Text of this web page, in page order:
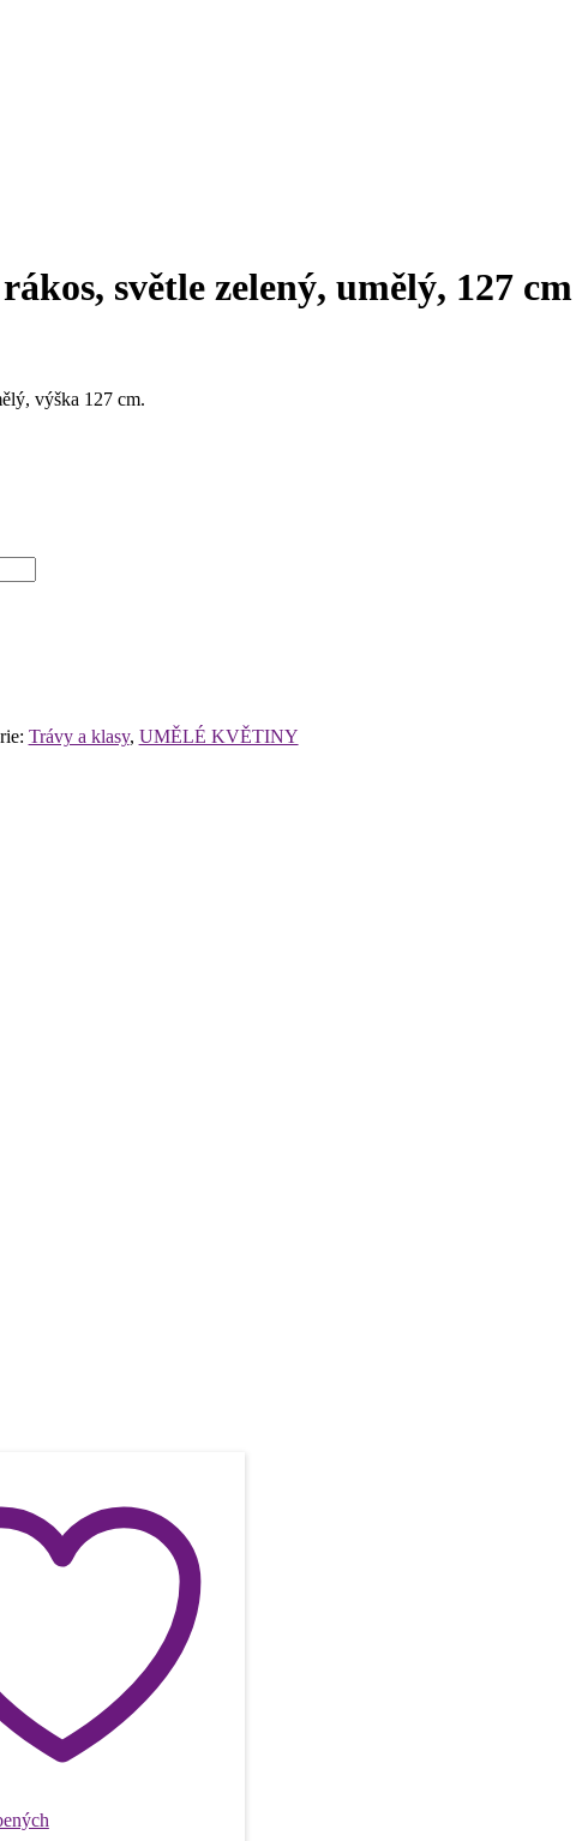
světle zelený, umělý, 127 cm
výška 127 cm.
Trávy a klasy, UMĚLÉ KVĚTINY